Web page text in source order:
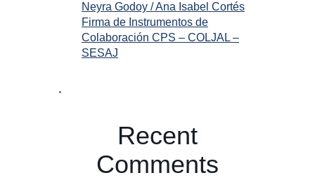
Neyra Godoy / Ana Isabel Cortés
Firma de Instrumentos de
Colaboración CPS – COLJAL –
SESAJ
Recent
Comments